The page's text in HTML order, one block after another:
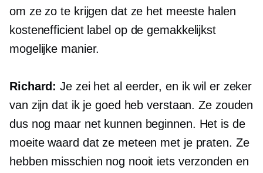
om ze zo te krijgen dat ze het meeste halen
kostenefficientlabel op de gemakkelijkst
mogelijke manier.
Richard: Je zei het al eerder, en ik wil er zeker
van zijn dat ik je goed heb verstaan. Ze zouden
dus nog maar net kunnen beginnen. Het is de
moeite waard dat ze meteen met je praten. Ze
hebben misschien nog nooit iets verzonden en